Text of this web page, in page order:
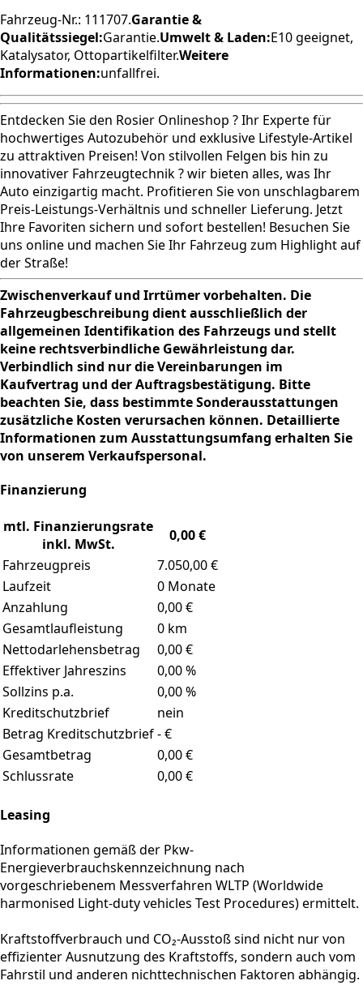
Fahrzeug-Nr.: 111707.Garantie &
Qualitätssiegel:Garantie.Umwelt & Laden:E10 geeignet,
Katalysator, Ottopartikelfilter.Weitere
Informationen:unfallfrei.
Entdecken Sie den Rosier Onlineshop ? Ihr Experte für
hochwertiges Autozubehör und exklusive Lifestyle-Artikel
zu attraktiven Preisen! Von stilvollen Felgen bis hin zu
innovativer Fahrzeugtechnik ? wir bieten alles, was Ihr
Auto einzigartig macht. Profitieren Sie von unschlagbarem
Preis-Leistungs-Verhältnis und schneller Lieferung. Jetzt
Ihre Favoriten sichern und sofort bestellen! Besuchen Sie
uns online und machen Sie Ihr Fahrzeug zum Highlight auf
der Straße!
Zwischenverkauf und Irrtümer vorbehalten. Die
Fahrzeugbeschreibung dient ausschließlich der
allgemeinen Identifikation des Fahrzeugs und stellt
keine rechtsverbindliche Gewährleistung dar.
Verbindlich sind nur die Vereinbarungen im
Kaufvertrag und der Auftragsbestätigung. Bitte
beachten Sie, dass bestimmte Sonderausstattungen
zusätzliche Kosten verursachen können. Detaillierte
Informationen zum Ausstattungsumfang erhalten Sie
von unserem Verkaufspersonal.
Finanzierung
mtl. Finanzierungsrate
inkl. MwSt.
0,00 €
Fahrzeugpreis
7.050,00 €
Laufzeit
0 Monate
Anzahlung
0,00 €
Gesamtlaufleistung
0 km
Nettodarlehensbetrag
0,00 €
Effektiver Jahreszins
0,00 %
Sollzins p.a.
0,00 %
Kreditschutzbrief
nein
Betrag Kreditschutzbrief- €
Gesamtbetrag
0,00 €
Schlussrate
0,00 €
Leasing
Informationen gemäß der Pkw-
Energieverbrauchskennzeichnung nach
vorgeschriebenem Messverfahren WLTP (Worldwide
harmonised Light-duty vehicles Test Procedures) ermittelt.
Kraftstoffverbrauch und CO₂-Ausstoß sind nicht nur von
effizienter Ausnutzung des Kraftstoffs, sondern auch vom
Fahrstil und anderen nichttechnischen Faktoren abhängig.